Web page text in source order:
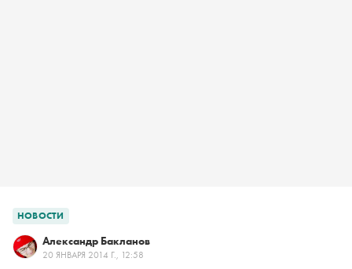
НОВОСТИ
Александр Бакланов
20 ЯНВАРЯ 2014 Г., 12:58